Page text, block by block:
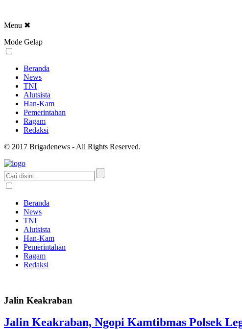
Menu ✖
Mode Gelap
Beranda
News
TNI
Alutsista
Han-Kam
Pemerintahan
Ragam
Redaksi
© 2017 Brigadenews - All Rights Reserved.
Beranda
News
TNI
Alutsista
Han-Kam
Pemerintahan
Ragam
Redaksi
Jalin Keakraban
Jalin Keakraban, Ngopi Kamtibmas Polsek